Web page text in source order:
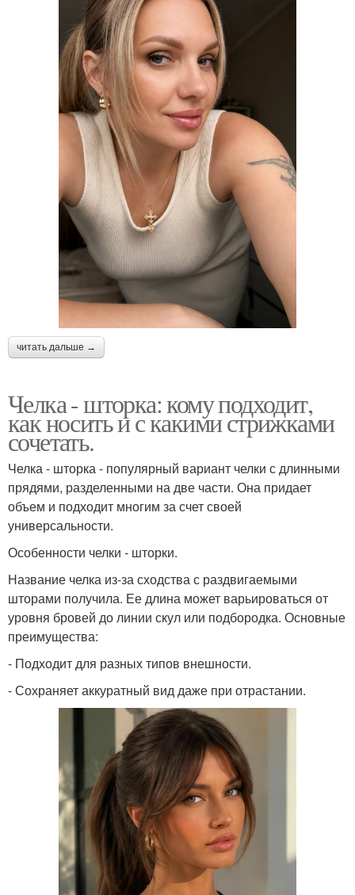
читать дальше →
Челка - шторка: кому подходит,
как носить и с какими стрижками
сочетать.
Челка - шторка - популярный вариант челки с длинными
прядями, разделенными на две части. Она придает
объем и подходит многим за счет своей
универсальности.
Особенности челки - шторки.
Название челка из-за сходства с раздвигаемыми
шторами получила. Ее длина может варьироваться от
уровня бровей до линии скул или подбородка. Основные
преимущества:
- Подходит для разных типов внешности.
- Сохраняет аккуратный вид даже при отрастании.